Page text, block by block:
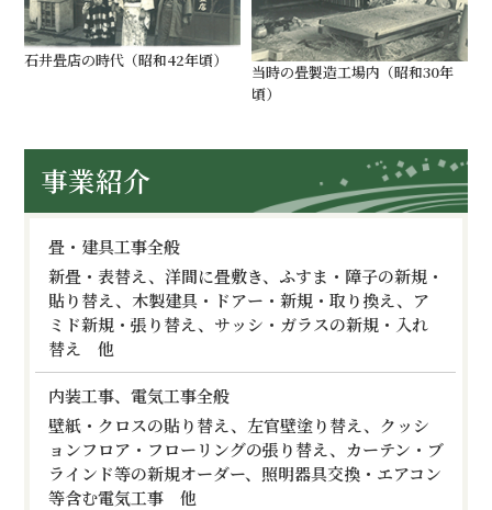
石井畳店の時代（昭和42年頃）
当時の畳製造工場内（昭和30年
頃）
事業紹介
畳・建具工事全般
新畳・表替え、洋間に畳敷き、ふすま・障子の新規・
貼り替え、木製建具・ドアー・新規・取り換え、ア
ミド新規・張り替え、サッシ・ガラスの新規・入れ
替え 他
内装工事、電気工事全般
壁紙・クロスの貼り替え、左官壁塗り替え、クッシ
ョンフロア・フローリングの張り替え、カーテン・ブ
ラインド等の新規オーダー、照明器具交換・エアコン
等含む電気工事 他